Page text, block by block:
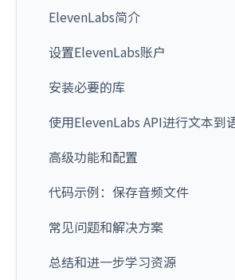
ElevenLabs简介
设置ElevenLabs账户
安装必要的库
使用ElevenLabs API进行文本到
高级功能和配置
代码示例：保存音频文件
常见问题和解决方案
总结和进一步学习资源